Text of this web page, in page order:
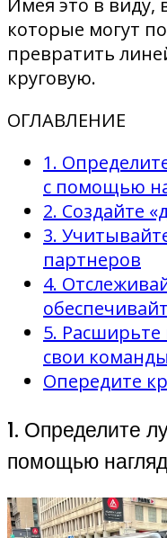
которые могут
превратить
круговую.
ОГЛАВЛЕНИЕ
1.
с помощью
2. Создайте
3.
партнеров
4.
5. Расширьте
свои команды
Опередите
1. Определите
помощью